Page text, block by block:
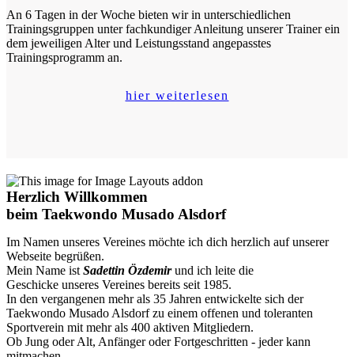
An 6 Tagen in der Woche bieten wir in unterschiedlichen
Trainingsgruppen unter fachkundiger Anleitung unserer Trainer ein
dem jeweiligen Alter und Leistungsstand angepasstes
Trainingsprogramm an.
hier weiterlesen
Herzlich Willkommen
beim Taekwondo Musado Alsdorf
Im Namen unseres Vereines möchte ich dich herzlich auf unserer
Webseite begrüßen.
Mein Name ist Sadettin Özdemirund ich leite die
Geschicke unseres Vereines bereits seit 1985.
In den vergangenen mehr als 35 Jahren entwickelte sich der
Taekwondo Musado Alsdorf zu einem offenen und toleranten
Sportverein mit mehr als 400 aktiven Mitgliedern.
Ob Jung oder Alt, Anfänger oder Fortgeschritten - jeder kann